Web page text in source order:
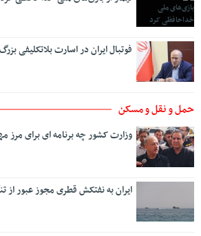
فوتبال ایران در اسارت بلاتکلیفی بزرگ
حمل و نقل و مسکن
وزارت کشور چه برنامه ای برای مرز
ایران به نفتکش قطری مجوز عبور از